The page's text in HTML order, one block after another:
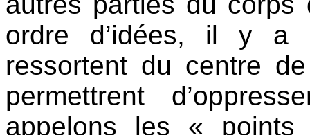
ordre d’idées, il y a
ressortent du centre
permettrent
appelons les «